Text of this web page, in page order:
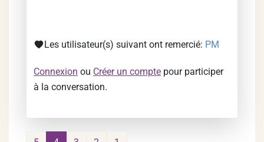
Les utilisateur(s) suivant ont remercié: PM
Connexion ou Créer un compte pour participer
à la conversation.